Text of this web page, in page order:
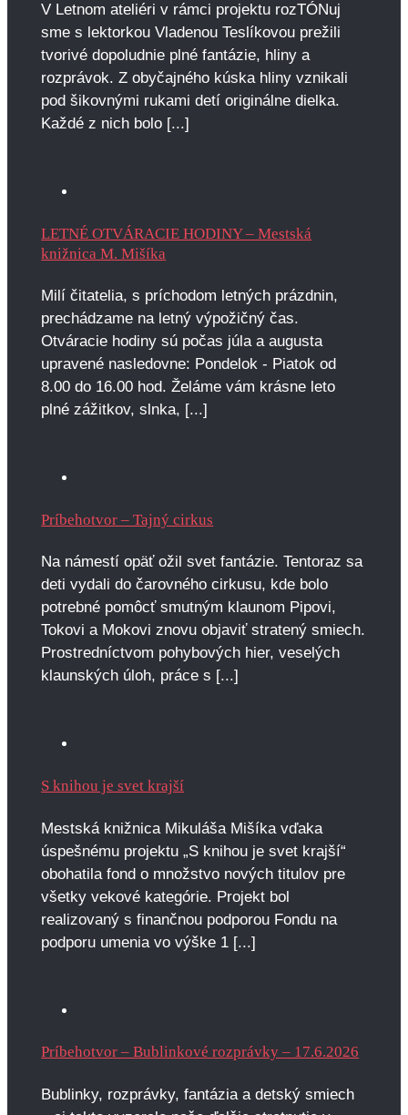
V Letnom ateliéri v rámci projektu rozTÓNuj
sme s lektorkou Vladenou Teslíkovou prežili
tvorivé dopoludnie plné fantázie, hliny a
rozprávok. Z obyčajného kúska hliny vznikali
pod šikovnými rukami detí originálne dielka.
Každé z nich bolo [...]
LETNÉ OTVÁRACIE HODINY – Mestská
knižnica M. Mišíka
Milí čitatelia, s príchodom letných prázdnin,
prechádzame na letný výpožičný čas.
Otváracie hodiny sú počas júla a augusta
upravené nasledovne: Pondelok - Piatok od
8.00 do 16.00 hod. Želáme vám krásne leto
plné zážitkov, slnka, [...]
Príbehotvor – Tajný cirkus
Na námestí opäť ožil svet fantázie. Tentoraz sa
deti vydali do čarovného cirkusu, kde bolo
potrebné pomôcť smutným klaunom Pipovi,
Tokovi a Mokovi znovu objaviť stratený smiech.
Prostredníctvom pohybových hier, veselých
klaunských úloh, práce s [...]
S knihou je svet krajší
Mestská knižnica Mikuláša Mišíka vďaka
úspešnému projektu „S knihou je svet krajší“
obohatila fond o množstvo nových titulov pre
všetky vekové kategórie. Projekt bol
realizovaný s finančnou podporou Fondu na
podporu umenia vo výške 1 [...]
Príbehotvor – Bublinkové rozprávky – 17.6.2026
Bublinky, rozprávky, fantázia a detský smiech